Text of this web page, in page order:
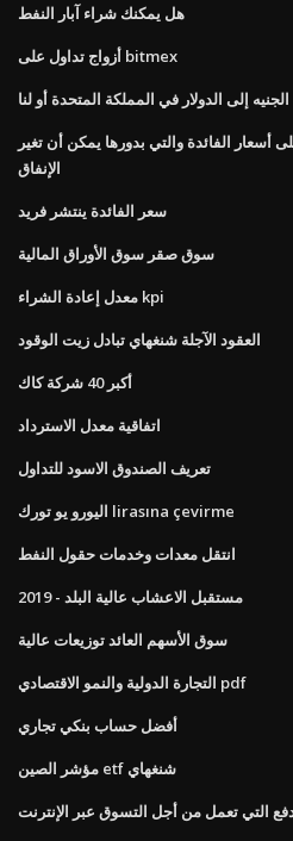
هل يمكنك شراء آبار النفط
أزواج تداول على bitmex
إلى الدولار في المملكة المتحدة أو لنا
أسعار الفائدة والتي بدورها يمكن أن تغير
الإنفاق
سعر الفائدة ينتشر فريد
سوق صقر سوق الأوراق المالية
معدل إعادة الشراء kpi
العقود الآجلة شنغهاي تبادل زيت الوقود
أكبر 40 شركة كاك
اتفاقية معدل الاسترداد
تعريف الصندوق الاسود للتداول
اليورو يو تورك lirasına çevirme
انتقل معدات وخدمات حقول النفط
مستقبل الاعشاب عالية البلد - 2019
سوق الأسهم العائد توزيعات عالية
التجارة الدولية والنمو الاقتصادي pdf
أفضل حساب بنكي تجاري
مؤشر الصين etf شنغهاي
التي تعمل من أجل التسوق عبر الإنترنت